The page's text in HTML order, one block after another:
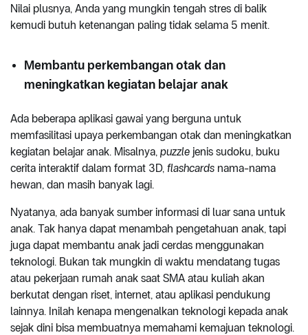
Nilai plusnya, Anda yang mungkin tengah stres di balik
kemudi butuh ketenangan paling tidak selama 5 menit.
Membantu perkembangan otak dan
meningkatkan kegiatan belajar anak
Ada beberapa aplikasi gawai yang berguna untuk
memfasilitasi upaya perkembangan otak dan meningkatkan
kegiatan belajar anak. Misalnya, puzzle jenis sudoku, buku
cerita interaktif dalam format 3D, flashcards nama-nama
hewan, dan masih banyak lagi.
Nyatanya, ada banyak sumber informasi di luar sana untuk
anak. Tak hanya dapat menambah pengetahuan anak, tapi
juga dapat membantu anak jadi cerdas menggunakan
teknologi. Bukan tak mungkin di waktu mendatang tugas
atau pekerjaan rumah anak saat SMA atau kuliah akan
berkutat dengan riset, internet, atau aplikasi pendukung
lainnya. Inilah kenapa mengenalkan teknologi kepada anak
sejak dini bisa membuatnya memahami kemajuan teknologi.